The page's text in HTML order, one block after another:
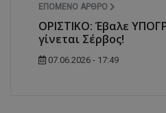
ΕΠΌΜΕΝΟ ΆΡΘΡΟ
ΟΡΙΣΤΙΚΟ: Έβαλε
γίνεται Σέρβος!
07.06.2026 - 17:49